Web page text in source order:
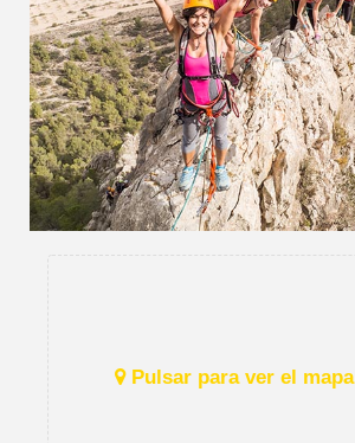
Pulsar para ver el mapa